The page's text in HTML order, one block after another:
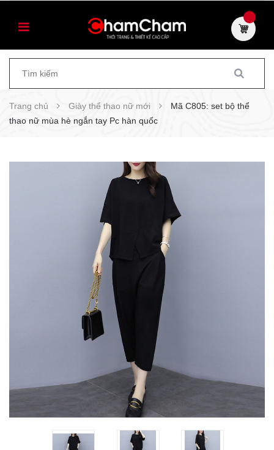
Trang chủ Giày thể thao nữ mới
Mã C805: set bộ thể
thao nữ mùa hè ngắn tay Pc hàn quốc